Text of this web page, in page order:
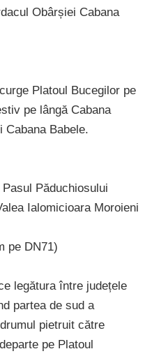
Obârșiei Cabana
Platoul Bucegilor pe
pe lângă Cabana
Cabana Babele.
Păduchiosului
Ialomicioara Moroieni
pe DN71)
legătura între județele
partea de sud a
pietruit către
pe Platoul